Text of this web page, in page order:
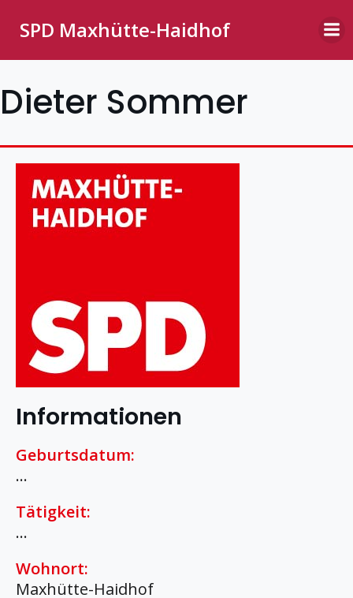
Inhalt
SPD Maxhütte-Haidhof
Dieter Sommer
Informationen
Geburtsdatum:
…
Tätigkeit:
…
Wohnort:
Maxhütte-Haidhof